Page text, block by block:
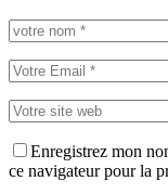
Enregistrez mon
ce navigateur pour la